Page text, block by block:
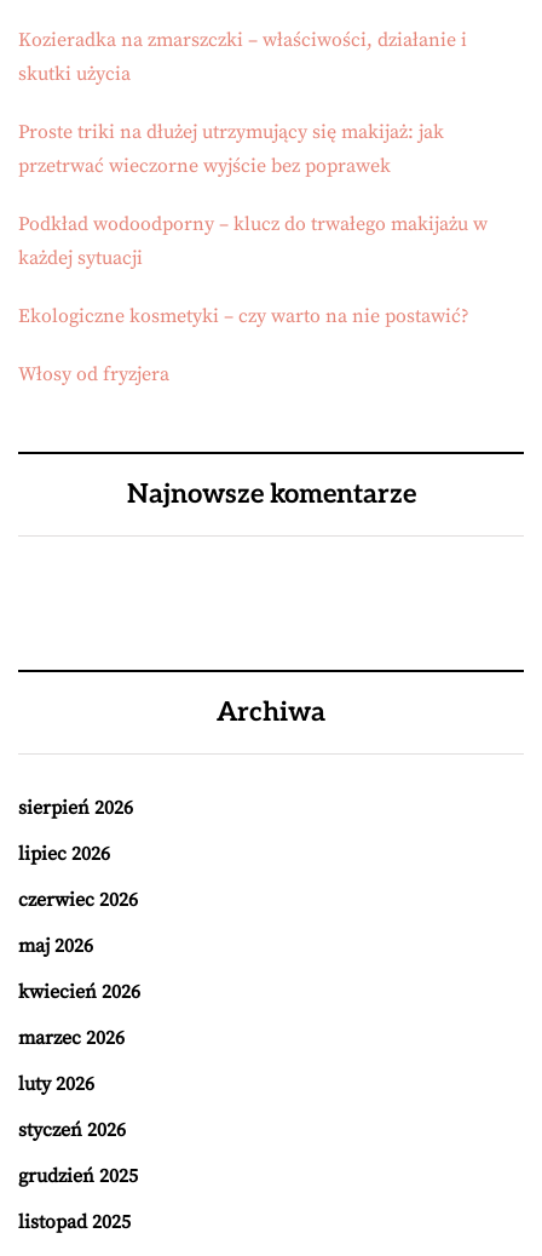
Kozieradka na zmarszczki – właściwości, działanie i
skutki użycia
Proste triki na dłużej utrzymujący się makijaż: jak
przetrwać wieczorne wyjście bez poprawek
Podkład wodoodporny – klucz do trwałego makijażu w
każdej sytuacji
Ekologiczne kosmetyki – czy warto na nie postawić?
Włosy od fryzjera
Najnowsze komentarze
Archiwa
sierpień 2026
lipiec 2026
czerwiec 2026
maj 2026
kwiecień 2026
marzec 2026
luty 2026
styczeń 2026
grudzień 2025
listopad 2025